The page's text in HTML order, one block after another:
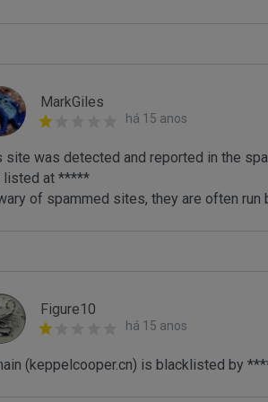
MarkGiles
há 15 anos
site was detected and reported in the
listed at *****
of spammed sites, they are often run
Figure10
há 15 anos
(keppelcooper.cn) is blacklisted by